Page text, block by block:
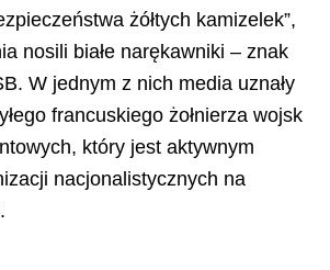
żółtych kamizelek”,
nosili białe narękawniki – znak
W jednym z nich media uznały
francuskiego żołnierza wojsk
który jest aktywnym
nacjonalistycznych na